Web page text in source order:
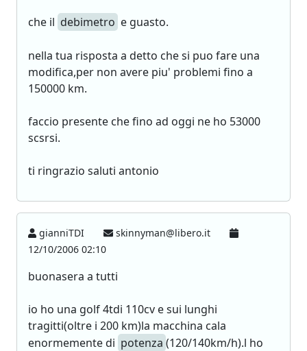
che il debimetro e guasto.
nella tua risposta a detto che si puo fare una
modifica,per non avere piu' problemi fino a
150000 km.
faccio presente che fino ad oggi ne ho 53000
scsrsi.
ti ringrazio saluti antonio
gianniTDI
skinnyman@libero.it
12/10/2006 02:10
buonasera a tutti
io ho una golf 4tdi 110cv e sui lunghi
tragitti(oltre i 200 km)la macchina cala
enormemente di potenza (120/140km/h).l ho